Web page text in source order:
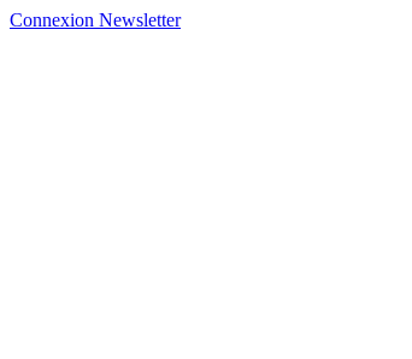
Connexion Newsletter